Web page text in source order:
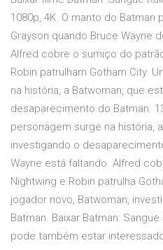
1080p, 4K. O manto do
Grayson quando Bruce Wayne
Alfred cobre o sumiço do
Robin patrulham Gotham City.
na história, a Batwoman, que
desaparecimento do Batman.
personagem surge na história,
investigando o
Wayne está faltando. Alfred
Nightwing e Robin patrulha
jogador novo, Batwoman,
Batman. Baixar Batman:
pode também estar